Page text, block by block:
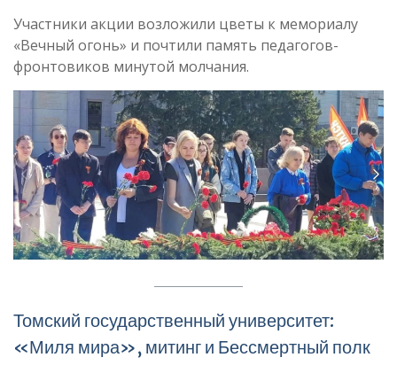
Участники акции возложили цветы к мемориалу
«Вечный огонь» и почтили память педагогов-
фронтовиков минутой молчания.
Томский государственный университет:
«Миля мира», митинг и Бессмертный полк